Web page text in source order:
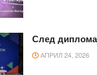
След
АПРИЛ 24, 2026